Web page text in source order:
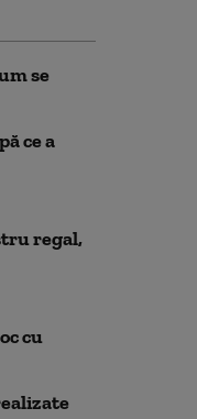
se
ce a
regal,
cu